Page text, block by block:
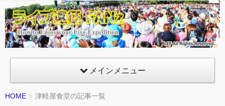
ライ
ブ遠
征
FANz
メインメニュー
HOME 津軽屋食堂の記事一覧